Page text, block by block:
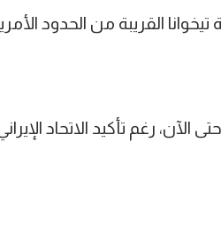
القريبة من الحدود
رغم تأكيد الاتحاد